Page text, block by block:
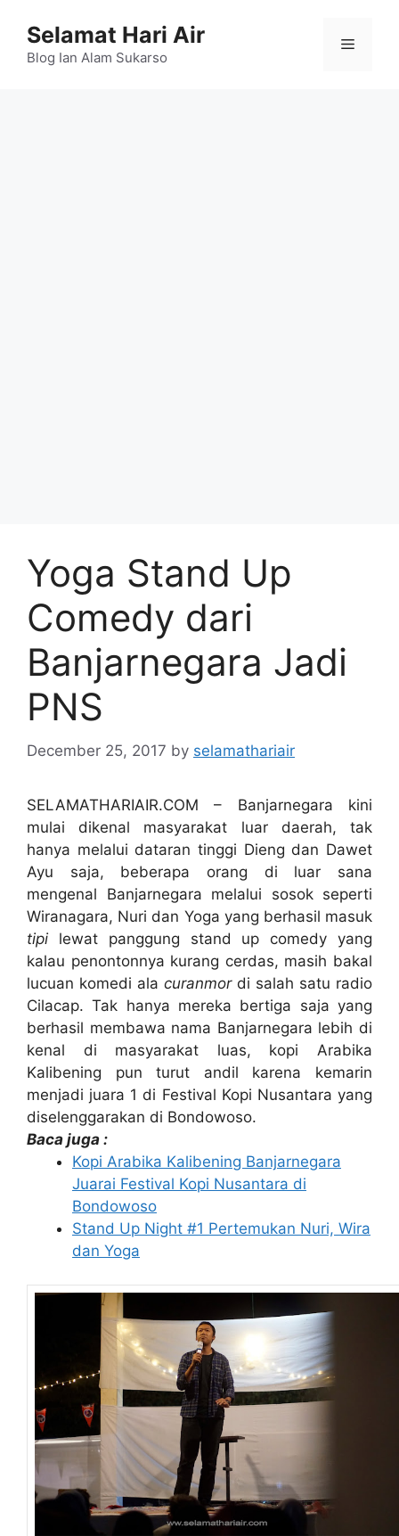
content
Selamat Hari Air
Blog Ian Alam Sukarso
Menu
Yoga Stand Up
Comedy dari
Banjarnegara Jadi
PNS
December 25, 2017 by selamathariair
SELAMATHARIAIR.COM – Banjarnegara kini
mulai dikenal masyarakat luar daerah, tak
hanya melalui dataran tinggi Dieng dan Dawet
Ayu saja, beberapa orang di luar sana
mengenal Banjarnegara melalui sosok seperti
Wiranagara, Nuri dan Yoga yang berhasil masuk
tipi lewat panggung stand up comedy yang
kalau penontonnya kurang cerdas, masih bakal
lucuan komedi ala curanmordi salah satu radio
Cilacap. Tak hanya mereka bertiga saja yang
berhasil membawa nama Banjarnegara lebih di
kenal di masyarakat luas, kopi Arabika
Kalibening pun turut andil karena kemarin
menjadi juara 1 di Festival Kopi Nusantara yang
diselenggarakan di Bondowoso.
Baca juga :
Kopi Arabika Kalibening Banjarnegara
Juarai Festival Kopi Nusantara di
Bondowoso
Stand Up Night #1 Pertemukan Nuri, Wira
dan Yoga